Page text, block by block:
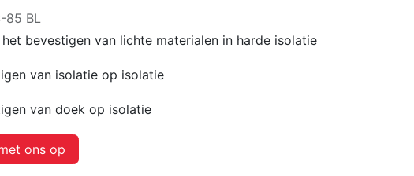
85 BL
bevestigen van lichte materialen in harde isolatie
van isolatie op isolatie
van doek op isolatie
ons op